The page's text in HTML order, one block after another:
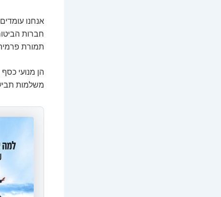
אנחנו
חברות
תמורת
הן מנועי
משלמות